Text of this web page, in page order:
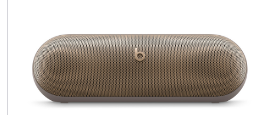
Zurück
Bild
-
Beats
Pill
–